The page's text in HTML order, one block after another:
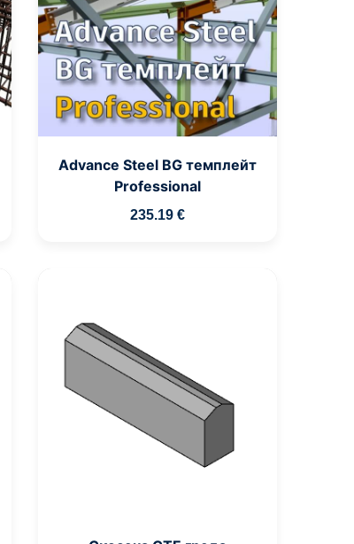
Advance Steel BG темплейт
Professional
235.19 €